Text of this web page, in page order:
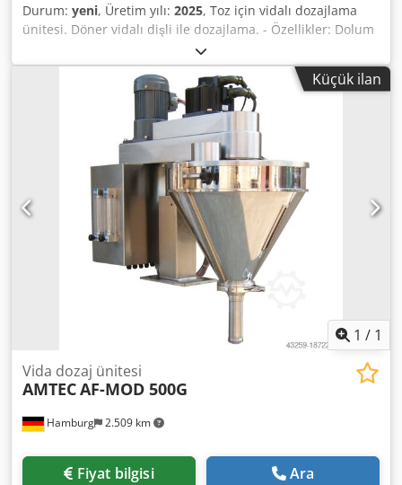
Durum: yeni, Üretim yılı: 2025, Toz için vidalı dozajlama
ünitesi. Döner vidalı dişli ile dozajlama. - Özellikler: Dolum
aralığı: 10-5000g; Dolum haznesi kapasitesi: 50 litre;
Yandan açılan hazne; Paslanmaz çelik 304 konstrüksiyon;
Güç kaynağı: 220~415V; Güç tüketimi: 2,25 kW. Dsdpfxsv
Nnmxj Aidsck Lütfen yeni fiyatlarımızın genellikle
kullanılmış ürün fiyatlarından daha düşük olduğunu
aklınızda bulundurun. Paketleme görevinizi bize sorun ve
anlatın. - Stoklarımızda genellikle 30-50 adet yeni makine
hemen teslim edilebilmektedir. Ayrıca, müşteri
spesifikasyonlarına göre üretilen makineler için yaklaşık 3
haftalık çok kısa teslimat sürelerimiz bulunmaktadır. - Tüm
makinelerimiz tam garantilidir.
Küçük ilan
1 / 1
Hamburg 2.509 km
Vida dozaj ünitesi
AMTECAF-MOD 500G
Fiyat bilgisi Ara